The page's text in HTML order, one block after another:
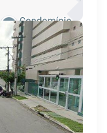
Leaflet